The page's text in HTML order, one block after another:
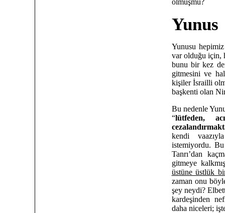
olmuşmu?
Yunus
Yunusu
var olduğu için,
bunu bir kez
gitmesini ve
kişiler İsrailli
başkenti olan
Bu nedenle
“lütfeden,
kendi
istemiyordu.
Tanrı’dan
gitmeye
üstüne üstlük
zaman onu
şey neydi?
kardeşinden
daha niceleri;